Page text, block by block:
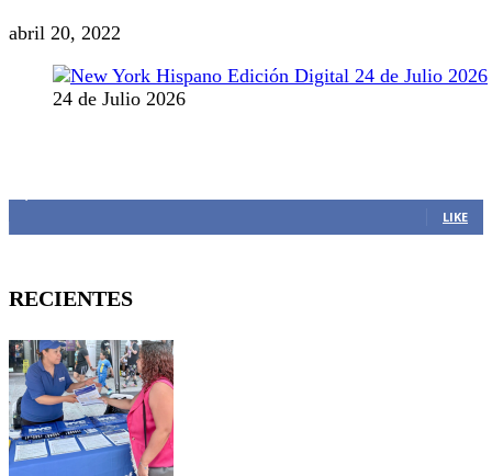
abril 20, 2022
24 de Julio 2026
LIKE
RECIENTES